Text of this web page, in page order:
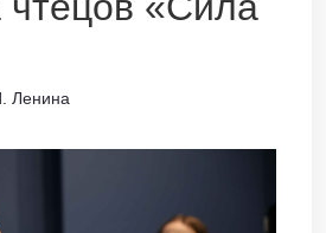
Ленина